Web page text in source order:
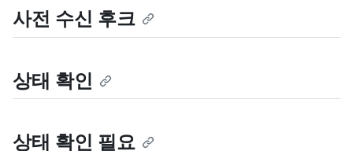
사전 수신 후크
상태 확인
상태 확인 필요